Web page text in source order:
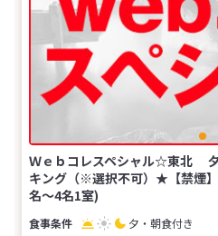
Ｗｅｂコレスペシャル☆東北
キング（※選択不可）★【禁煙
名～4名1室)
夕・朝食付き